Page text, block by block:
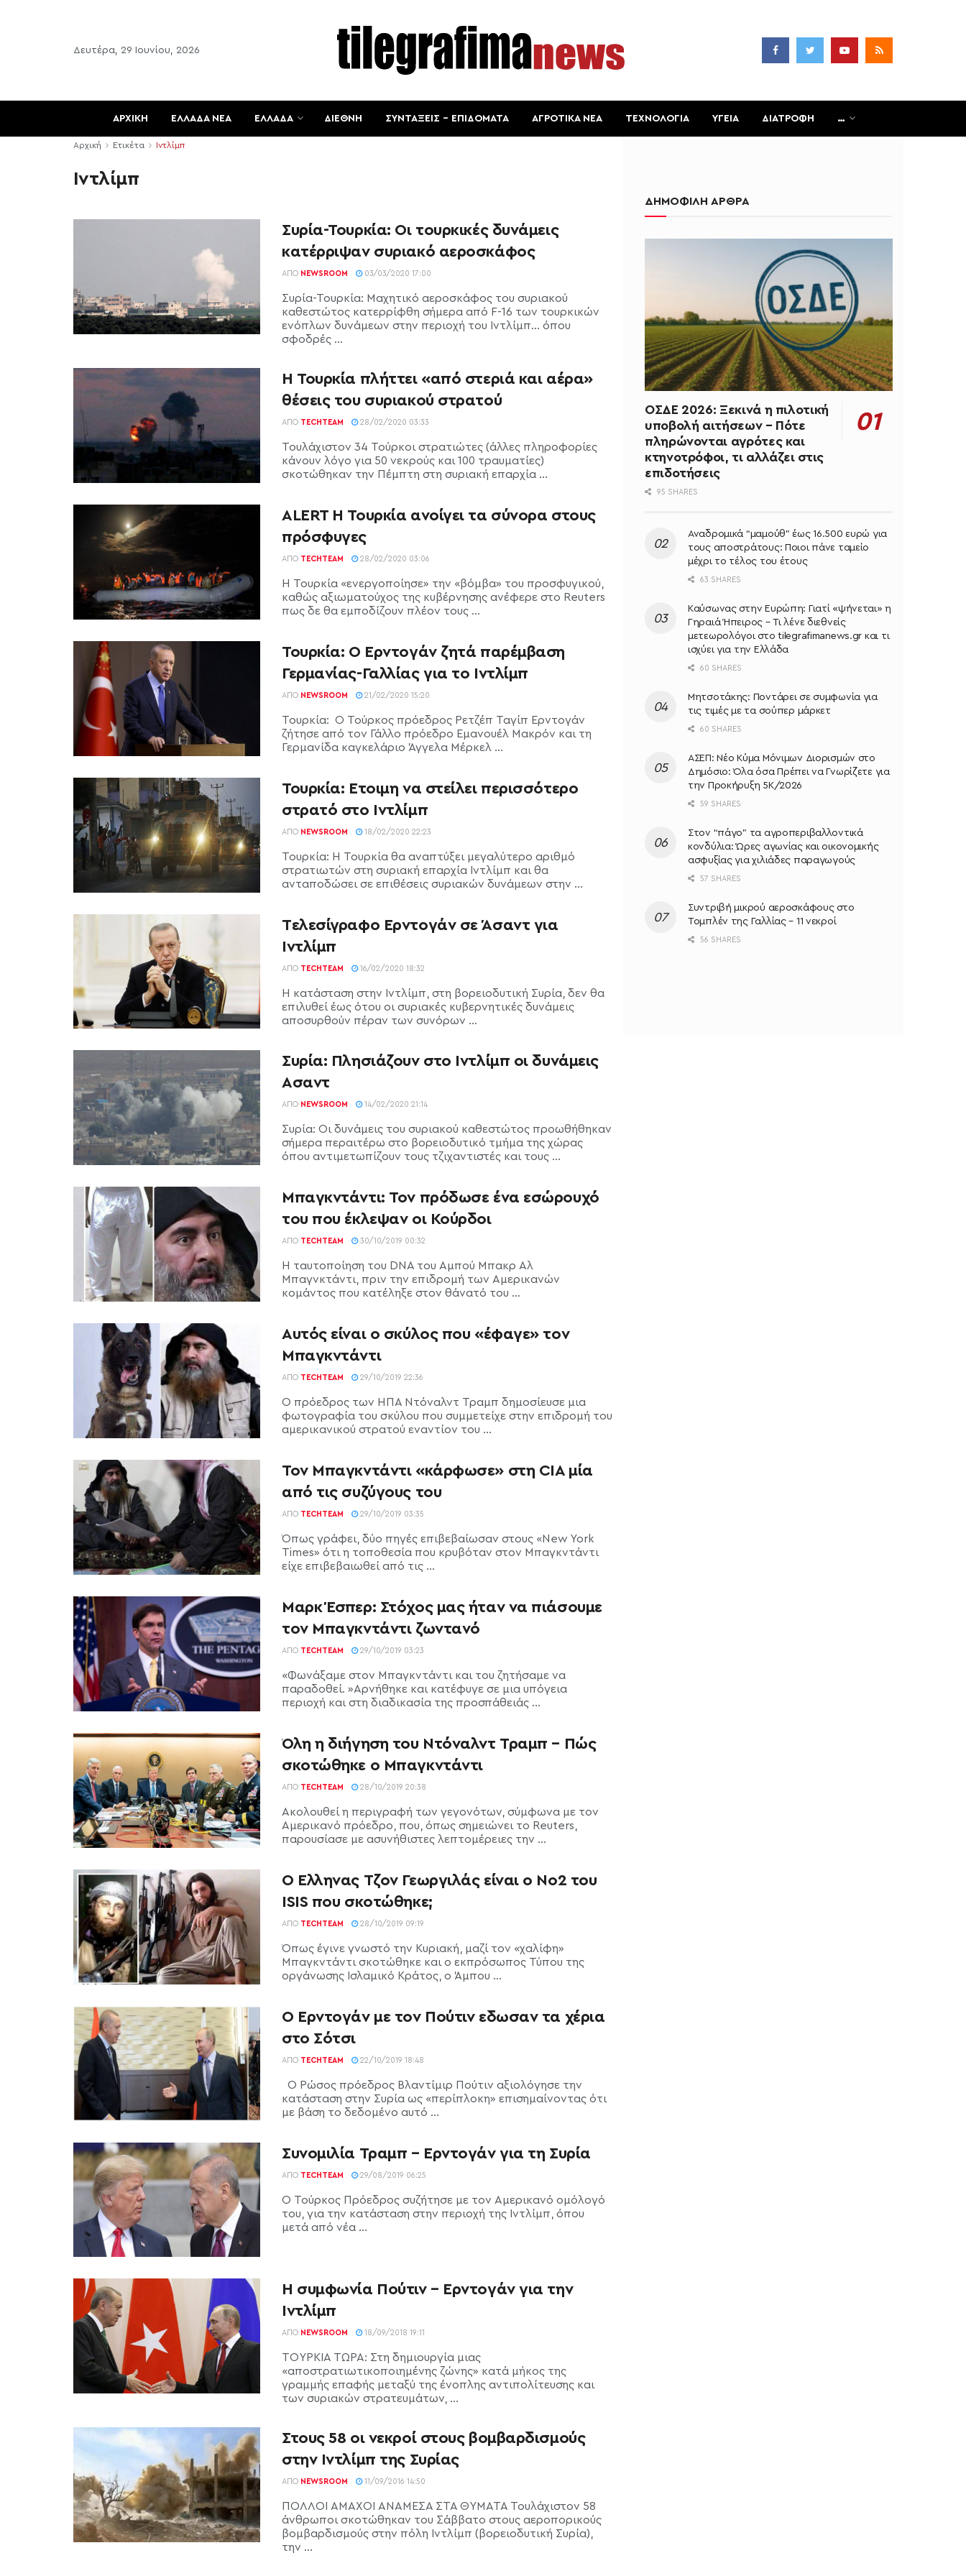
Δευτέρα, 29 Ιουνίου, 2026
ΑΡΧΙΚΗ ΕΛΛΑΔΑ ΝΕΑ ΕΛΛΑΔΑ ΔΙΕΘΝΗ ΣΥΝΤΑΞΕΙΣ – ΕΠΙΔΟΜΑΤΑ ΑΓΡΟΤΙΚΑ ΝΕΑ ΤΕΧΝΟΛΟΓΙΑ ΥΓΕΙΑ ΔΙΑΤΡΟΦΗ …
Αρχική Ετικέτα Ιντλίμπ
Ιντλίμπ
Συρία-Τουρκία: Οι τουρκικές δυνάμεις
κατέρριψαν συριακό αεροσκάφος
ΑΠΌ NEWSROOM 03/03/2020 17:00
Συρία-Τουρκία: Μαχητικό αεροσκάφος του συριακού
καθεστώτος κατερρίφθη σήμερα από F-16 των τουρκικών
ενόπλων δυνάμεων στην περιοχή του Ιντλίμπ... όπου
σφοδρές ...
Η Τουρκία πλήττει «από στεριά και αέρα»
θέσεις του συριακού στρατού
ΑΠΌ TECHTEAM 28/02/2020 03:33
Τουλάχιστον 34 Τούρκοι στρατιώτες (άλλες πληροφορίες
κάνουν λόγο για 50 νεκρούς και 100 τραυματίες)
σκοτώθηκαν την Πέμπτη στη συριακή επαρχία ...
ALERT Η Τουρκία ανοίγει τα σύνορα στους
πρόσφυγες
ΑΠΌ TECHTEAM 28/02/2020 03:06
Η Τουρκία «ενεργοποίησε» την «βόμβα» του προσφυγικού,
καθώς αξιωματούχος της κυβέρνησης ανέφερε στο Reuters
πως δε θα εμποδίζουν πλέον τους ...
Τουρκία: Ο Ερντογάν ζητά παρέμβαση
Γερμανίας-Γαλλίας για το Ιντλίμπ
ΑΠΌ NEWSROOM 21/02/2020 15:20
Τουρκία: Ο Τούρκος πρόεδρος Ρετζέπ Ταγίπ Ερντογάν
ζήτησε από τον Γάλλο πρόεδρο Εμανουέλ Μακρόν και τη
Γερμανίδα καγκελάριο Άγγελα Μέρκελ ...
Τουρκία: Ετοιμη να στείλει περισσότερο
στρατό στο Ιντλίμπ
ΑΠΌ NEWSROOM 18/02/2020 22:23
Τουρκία: Η Τουρκία θα αναπτύξει μεγαλύτερο αριθμό
στρατιωτών στη συριακή επαρχία Ιντλίμπ και θα
ανταποδώσει σε επιθέσεις συριακών δυνάμεων στην ...
Tελεσίγραφο Ερντογάν σε Άσαντ για
Ιντλίμπ
ΑΠΌ TECHTEAM 16/02/2020 18:32
Η κατάσταση στην Ιντλίμπ, στη βορειοδυτική Συρία, δεν θα
επιλυθεί έως ότου οι συριακές κυβερνητικές δυνάμεις
αποσυρθούν πέραν των συνόρων ...
Συρία: Πλησιάζουν στο Ιντλίμπ οι δυνάμεις
Ασαντ
ΑΠΌ NEWSROOM 14/02/2020 21:14
Συρία: Οι δυνάμεις του συριακού καθεστώτος προωθήθηκαν
σήμερα περαιτέρω στο βορειοδυτικό τμήμα της χώρας
όπου αντιμετωπίζουν τους τζιχαντιστές και τους ...
Μπαγκντάντι: Τον πρόδωσε ένα εσώρουχό
του που έκλεψαν οι Κούρδοι
ΑΠΌ TECHTEAM 30/10/2019 00:32
Η ταυτοποίηση του DNA του Αμπού Μπακρ Αλ
Μπαγνκτάντι, πριν την επιδρομή των Αμερικανών
κομάντος που κατέληξε στον θάνατό του ...
Αυτός είναι ο σκύλος που «έφαγε» τον
Μπαγκντάντι
ΑΠΌ TECHTEAM 29/10/2019 22:36
Ο πρόεδρος των ΗΠΑ Ντόναλντ Τραμπ δημοσίευσε μια
φωτογραφία του σκύλου που συμμετείχε στην επιδρομή του
αμερικανικού στρατού εναντίον του ...
Τον Μπαγκντάντι «κάρφωσε» στη CIA μία
από τις συζύγους του
ΑΠΌ TECHTEAM 29/10/2019 03:35
Όπως γράφει, δύο πηγές επιβεβαίωσαν στους «New York
Times» ότι η τοποθεσία που κρυβόταν στον Μπαγκντάντι
είχε επιβεβαιωθεί από τις ...
Μαρκ Έσπερ: Στόχος μας ήταν να πιάσουμε
τον Μπαγκντάντι ζωντανό
ΑΠΌ TECHTEAM 29/10/2019 03:23
«Φωνάξαμε στον Μπαγκντάντι και του ζητήσαμε να
παραδοθεί. »Αρνήθηκε και κατέφυγε σε μια υπόγεια
περιοχή και στη διαδικασία της προσπάθειάς ...
Όλη η διήγηση του Ντόναλντ Τραμπ – Πώς
σκοτώθηκε ο Μπαγκντάντι
ΑΠΌ TECHTEAM 28/10/2019 20:38
Ακολουθεί η περιγραφή των γεγονότων, σύμφωνα με τον
Αμερικανό πρόεδρο, που, όπως σημειώνει το Reuters,
παρουσίασε με ασυνήθιστες λεπτομέρειες την ...
Ο Έλληνας Τζον Γεωργιλάς είναι ο Νο2 του
ISIS που σκοτώθηκε;
ΑΠΌ TECHTEAM 28/10/2019 09:19
Όπως έγινε γνωστό την Κυριακή, μαζί τον «χαλίφη»
Μπαγκντάντι σκοτώθηκε και ο εκπρόσωπος Τύπου της
οργάνωσης Ισλαμικό Κράτος, ο Άμπου ...
Ο Ερντογάν με τον Πούτιν εδωσαν τα χέρια
στο Σότσι
ΑΠΌ TECHTEAM 22/10/2019 18:48
Ο Ρώσος πρόεδρος Βλαντίμιρ Πούτιν αξιολόγησε την
κατάσταση στην Συρία ως «περίπλοκη» επισημαίνοντας ότι
με βάση το δεδομένο αυτό ...
Συνομιλία Τραμπ – Ερντογάν για τη Συρία
ΑΠΌ TECHTEAM 29/08/2019 06:25
Ο Τούρκος Πρόεδρος συζήτησε με τον Αμερικανό ομόλογό
του, για την κατάσταση στην περιοχή της Ιντλίμπ, όπου
μετά από νέα ...
Η συμφωνία Πούτιν – Ερντογάν για την
Ιντλίμπ
ΑΠΌ NEWSROOM 18/09/2018 19:11
ΤΟΥΡΚΙΑ ΤΩΡΑ: Στη δημιουργία μιας
«αποστρατιωτικοποιημένης ζώνης» κατά μήκος της
γραμμής επαφής μεταξύ της ένοπλης αντιπολίτευσης και
των συριακών στρατευμάτων, ...
Στους 58 οι νεκροί στους βομβαρδισμούς
στην Ιντλίμπ της Συρίας
ΑΠΌ NEWSROOM 11/09/2016 14:50
ΠΟΛΛΟΙ ΑΜΑΧΟΙ ΑΝΑΜΕΣΑ ΣΤΑ ΘΥΜΑΤΑ Τουλάχιστον 58
άνθρωποι σκοτώθηκαν του Σάββατο στους αεροπορικούς
βομβαρδισμούς στην πόλη Ιντλίμπ (βορειοδυτική Συρία),
την ...
ΔΗΜΟΦΙΛΗ ΑΡΘΡΑ
ΟΣΔΕ 2026: Ξεκινά η πιλοτική
υποβολή αιτήσεων – Πότε
πληρώνονται αγρότες και
κτηνοτρόφοι, τι αλλάζει στις
επιδοτήσεις
95 SHARES
Αναδρομικά “μαμούθ” έως 16.500 ευρώ για
τους αποστράτους: Ποιοι πάνε ταμείο
μέχρι το τέλος του έτους
63 SHARES
Καύσωνας στην Ευρώπη: Γιατί «ψήνεται» η
Γηραιά Ήπειρος – Τι λένε διεθνείς
μετεωρολόγοι στο tilegrafimanews.gr και τι
ισχύει για την Ελλάδα
60 SHARES
Μητσοτάκης: Ποντάρει σε συμφωνία για
τις τιμές με τα σούπερ μάρκετ
60 SHARES
ΑΣΕΠ: Νέο Κύμα Μόνιμων Διορισμών στο
Δημόσιο: Όλα όσα Πρέπει να Γνωρίζετε για
την Προκήρυξη 5Κ/2026
59 SHARES
Στον “πάγο” τα αγροπεριβαλλοντικά
κονδύλια: Ώρες αγωνίας και οικονομικής
ασφυξίας για χιλιάδες παραγωγούς
57 SHARES
Συντριβή μικρού αεροσκάφους στο
Τομπλέν της Γαλλίας – 11 νεκροί
56 SHARES